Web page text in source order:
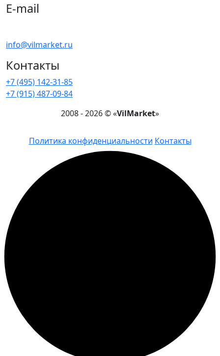
E-mail
info@vilmarket.ru
Контакты
+7 (495) 142-31-85
+7 (915) 487-09-84
2008 - 2026 © «VilMarket»
Политика конфиденциальности Контакты